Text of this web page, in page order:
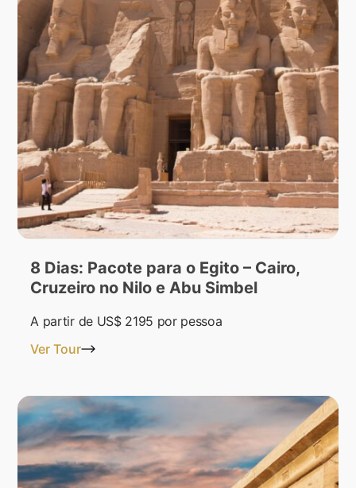
8 Dias: Pacote para o Egito – Cairo,
Cruzeiro no Nilo e Abu Simbel
A partir de US$ 2195 por pessoa
Ver Tour